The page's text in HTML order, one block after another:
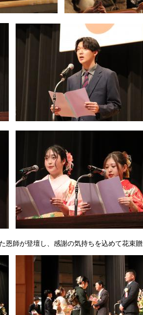
師が登壇し、感謝の気持ちを込めて花束贈